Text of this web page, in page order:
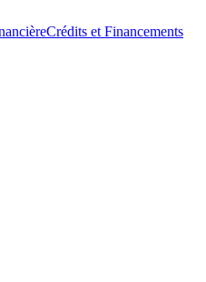
Crédits et Financements